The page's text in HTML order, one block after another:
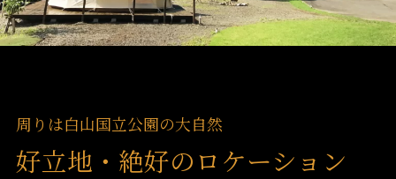
周りは白山国立公園の大自然
好立地・絶好のロケーション